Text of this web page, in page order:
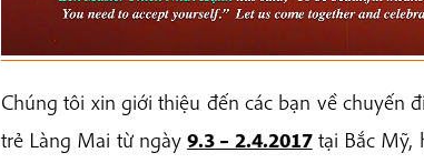
Chúng tôi xin giới thiệu đến các bạn về chuyến
trẻ Làng Mai từ ngày9.3 – 2.4.2017tại Bắc Mỹ,